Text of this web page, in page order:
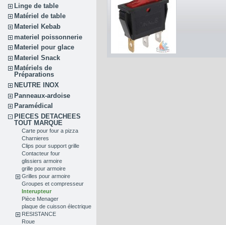
Linge de table
Matériel de table
Materiel Kebab
materiel poissonnerie
Materiel pour glace
Materiel Snack
Matériels de
Préparations
NEUTRE INOX
Panneaux-ardoise
Paramédical
PIECES DETACHEES
TOUT MARQUE
Carte pour four a pizza
Charnieres
Clips pour support grille
Contacteur four
glissiers armoire
grille pour armoire
Grilles pour armoire
Groupes et compresseur
Interupteur
Pièce Menager
plaque de cuisson électrique
RESISTANCE
Roue